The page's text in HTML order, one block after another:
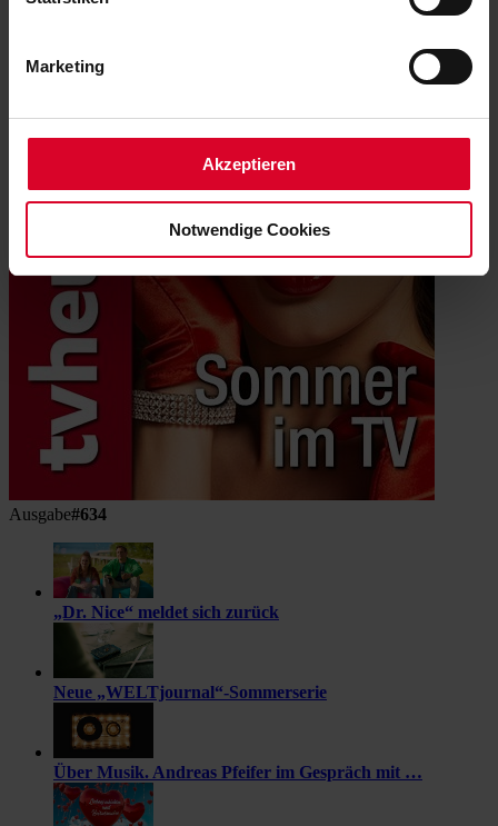
bestimmten Merkmalen (Fingerprinting) identifizieren
Erfahren Sie mehr darüber, wie Ihre persönlichen Daten
Marketing
Akzeptieren
Notwendige Cookies
Ausgabe#634
„Dr. Nice“ meldet sich zurück
Neue „WELTjournal“-Sommerserie
Über Musik. Andreas Pfeifer im Gespräch mit …